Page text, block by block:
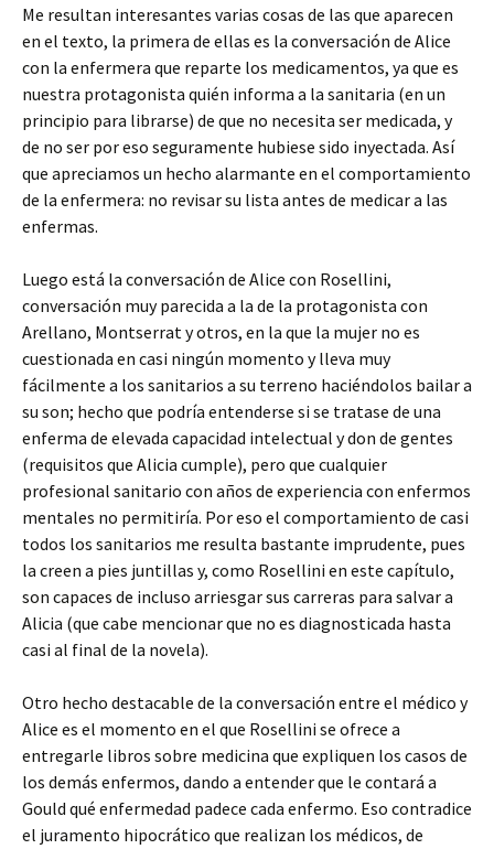
Me resultan interesantes varias cosas de las que aparecen
en el texto, la primera de ellas es la conversación de Alice
con la enfermera que reparte los medicamentos, ya que es
nuestra protagonista quién informa a la sanitaria (en un
principio para librarse) de que no necesita ser medicada, y
de no ser por eso seguramente hubiese sido inyectada. Así
que apreciamos un hecho alarmante en el comportamiento
de la enfermera: no revisar su lista antes de medicar a las
enfermas.
Luego está la conversación de Alice con Rosellini,
conversación muy parecida a la de la protagonista con
Arellano, Montserrat y otros, en la que la mujer no es
cuestionada en casi ningún momento y lleva muy
fácilmente a los sanitarios a su terreno haciéndolos bailar a
su son; hecho que podría entenderse si se tratase de una
enferma de elevada capacidad intelectual y don de gentes
(requisitos que Alicia cumple), pero que cualquier
profesional sanitario con años de experiencia con enfermos
mentales no permitiría. Por eso el comportamiento de casi
todos los sanitarios me resulta bastante imprudente, pues
la creen a pies juntillas y, como Rosellini en este capítulo,
son capaces de incluso arriesgar sus carreras para salvar a
Alicia (que cabe mencionar que no es diagnosticada hasta
casi al final de la novela).
Otro hecho destacable de la conversación entre el médico y
Alice es el momento en el que Rosellini se ofrece a
entregarle libros sobre medicina que expliquen los casos de
los demás enfermos, dando a entender que le contará a
Gould qué enfermedad padece cada enfermo. Eso contradice
el juramento hipocrático que realizan los médicos, de